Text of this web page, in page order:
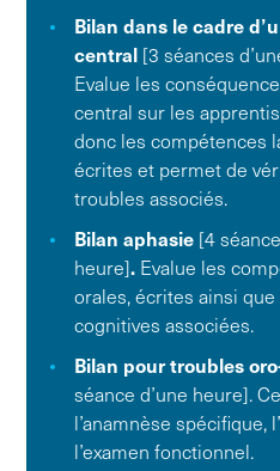
Bilan dans le cadre
central [3 séances
Evalue les
central sur les
donc les compétences
écrites et permet de
troubles associés.
Bilan aphasie [4
heure]. Evalue les
orales, écrites ainsi
cognitives associées.
Bilan pour troubles
séance d’une heure].
l’anamnèse spécifique,
l’examen fonctionnel.